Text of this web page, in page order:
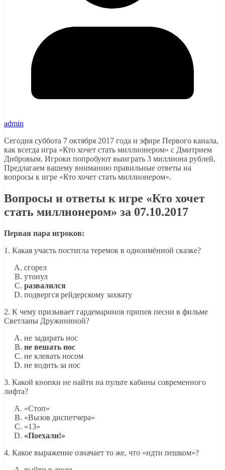
admin
Сегодня суббота 7 октября 2017 года и эфире Первого канала,
как всегда игра «Кто хочет стать миллионером» с Дмитрием
Дибровым. Игроки попробуют выиграть 3 миллиона рублей.
Предлагаем вашему вниманию правильные ответы на
вопросы к игре «Кто хочет стать миллионером».
Вопросы и ответы к игре «Кто хочет
стать миллионером» за 07.10.2017
Первая пара игроков:
1. Какая участь постигла теремок в одноимённой сказке?
сгорел
утонул
развалился
подвергся рейдерскому захвату
2. К чему призывает гардемаринов припев песни в фильме
Светланы Дружининой?
не задирать нос
не вешать нос
не клевать носом
не водить за нос
3. Какой кнопки не найти на пульте кабины современного
лифта?
«Стоп»
«Вызов диспетчера»
«13»
«Поехали!»
4. Какое выражение означает то же, что «идти пешком»?